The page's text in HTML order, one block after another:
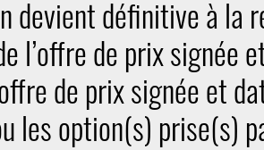
devient définitive à la
l’offre de prix signée
de prix signée et
les option(s) prise(s)